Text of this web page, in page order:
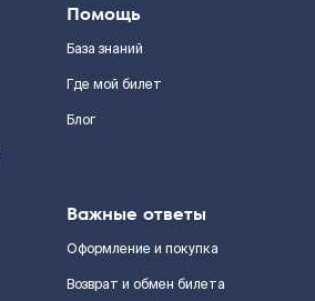
Помощь
База знаний
Где мой билет
Блог
Важные ответы
Оформление и покупка
Возврат и обмен билета